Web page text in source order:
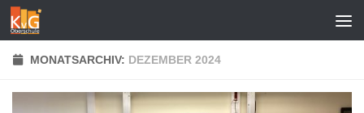
Zum Inhalt springen
MONATSARCHIV: DEZEMBER 2024